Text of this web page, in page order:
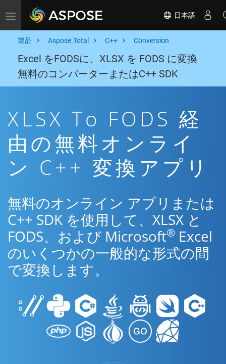
Toggle navigation 日本語
製品 Aspose.Total C++ Conversion
Excel をFODSに、XLSX を FODS に変換
無料のコンバーターまたはC++ SDK
XLSX To FODS 経
由の無料オンライ
ン C++ 変換アプリ
無料のオンライン アプリまたは
C++ SDK を使用して、XLSX と
FODS、および Microsoft® Excel
のいくつかの一般的な形式の間
で変換します。